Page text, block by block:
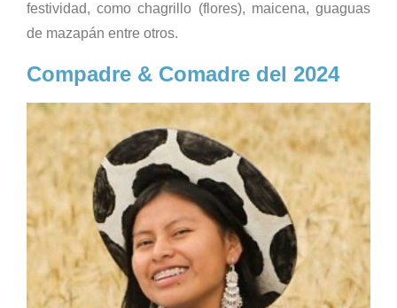
festividad, como chagrillo (flores), maicena, guaguas
de mazapán entre otros.
Compadre & Comadre del 2024